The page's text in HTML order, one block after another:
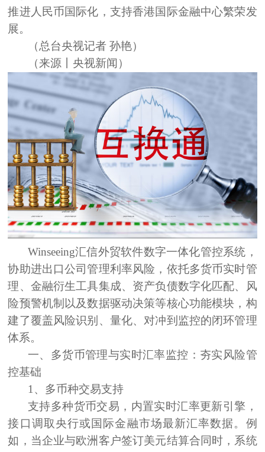
推进人民币国际化，支持香港国际金融中心繁荣发
展。
（总台央视记者 孙艳）
（来源丨央视新闻）
Winseeing汇信外贸软件数字一体化管控系统，
协助进出口公司管理利率风险，依托多货币实时管
理、金融衍生工具集成、资产负债数字化匹配、风
险预警机制以及数据驱动决策等核心功能模块，构
建了覆盖风险识别、量化、对冲到监控的闭环管理
体系。
一、多货币管理与实时汇率监控：夯实风险管
控基础
1、 多币种交易支持
支持多种货币交易，内置实时汇率更新引擎，
接口调取央行或国际金融市场最新汇率数据。例
如，当企业与欧洲客户签订美元结算合同时，系统